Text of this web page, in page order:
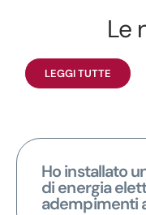
Le
LEGGI TUTTE
Ho installato
di energia
adempimenti